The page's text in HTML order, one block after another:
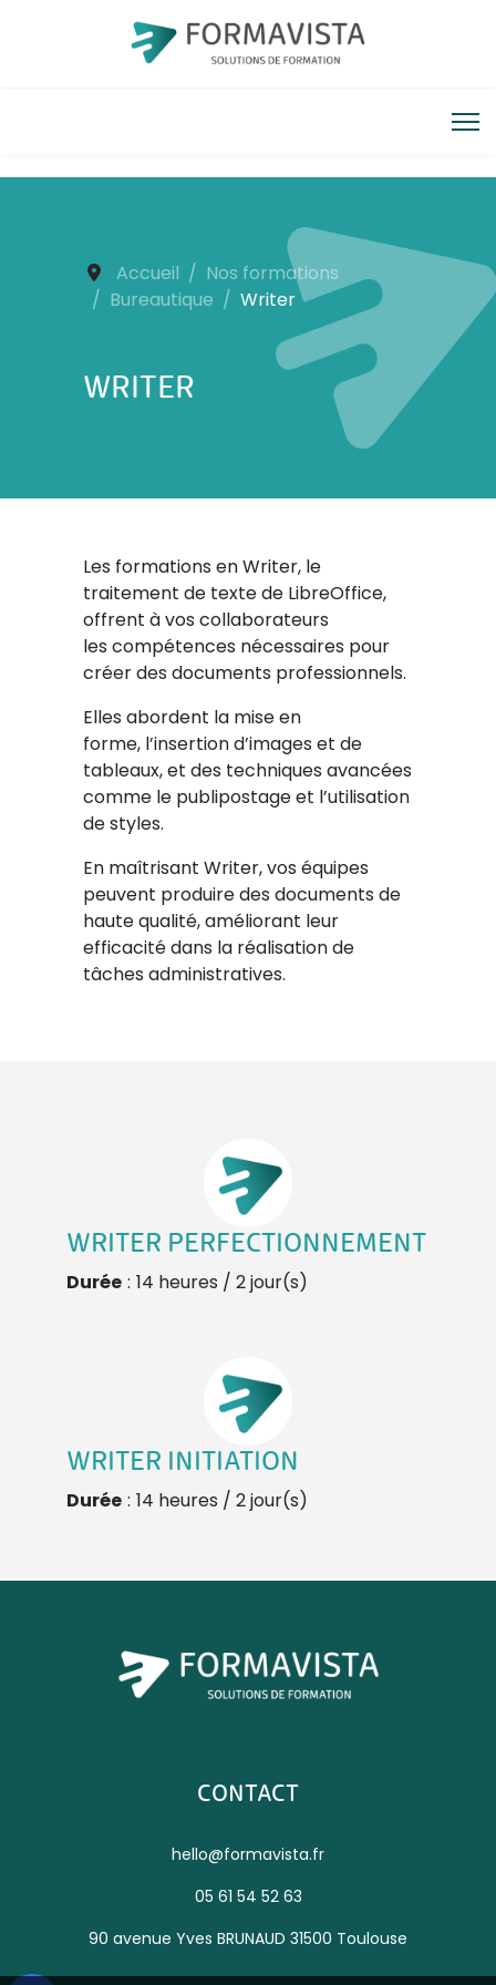
Accueil
Nos formations
Bureautique
Writer
WRITER
Les formations en Writer, le
traitement de texte de LibreOffice,
offrent à vos collaborateurs
les compétences nécessaires pour
créer des documents professionnels.
Elles abordent la mise en
forme, l’insertion d’images et de
tableaux, et des techniques avancées
comme le publipostage et l’utilisation
de styles.
En maîtrisant Writer, vos équipes
peuvent produire des documents de
haute qualité, améliorant leur
efficacité dans la réalisation de
tâches administratives.
WRITER PERFECTIONNEMENT
Durée : 14 heures / 2 jour(s)
WRITER INITIATION
Durée : 14 heures / 2 jour(s)
CONTACT
hello@formavista.fr
05 61 54 52 63
90 avenue Yves BRUNAUD 31500 Toulouse